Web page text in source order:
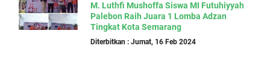
M. Luthfi Mushoffa Siswa MI Futuhiyyah
Palebon Raih Juara 1 Lomba Adzan
Tingkat Kota Semarang
Diterbitkan : Jumat, 16 Feb 2024